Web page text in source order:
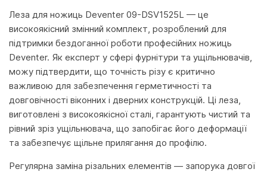
Леза для ножиць Deventer 09-DSV1525L — це
високоякісний змінний комплект, розроблений для
підтримки бездоганної роботи професійних ножиць
Deventer. Як експерт у сфері фурнітури та ущільнювачів,
можу підтвердити, що точність різу є критично
важливою для забезпечення герметичності та
довговічності віконних і дверних конструкцій. Ці леза,
виготовлені з високоякісної сталі, гарантують чистий та
рівний зріз ущільнювача, що запобігає його деформації
та забезпечує щільне прилягання до профілю.
Регулярна заміна різальних елементів — запорука довгої